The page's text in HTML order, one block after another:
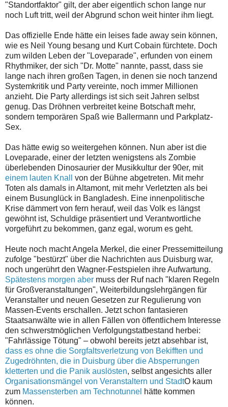
"Standortfaktor" gilt, der aber eigentlich schon lange nur
noch Luft tritt, weil der Abgrund schon weit hinter ihm liegt.
Das offizielle Ende hätte ein leises fade away sein können,
wie es Neil Young besang und Kurt Cobain fürchtete. Doch
zum wilden Leben der "Loveparade", erfunden von einem
Rhythmiker, der sich "Dr. Motte" nannte, passt, dass sie
lange nach ihren großen Tagen, in denen sie noch tanzend
Systemkritik und Party vereinte, noch immer Millionen
anzieht. Die Party allerdings ist sich seit Jahren selbst
genug. Das Dröhnen verbreitet keine Botschaft mehr,
sondern temporären Spaß wie Ballermann und Parkplatz-
Sex.
Das hätte ewig so weitergehen können. Nun aber ist die
Loveparade, einer der letzten wenigstens als Zombie
überlebenden Dinosaurier der Musikkultur der 90er, mit
einem lauten Knall
von der Bühne abgetreten. Mit mehr
Toten als damals in Altamont, mit mehr Verletzten als bei
einem Busunglück in Bangladesh. Eine innenpolitische
Krise dämmert von fern herauf, weil das Volk es längst
gewöhnt ist, Schuldige präsentiert und Verantwortliche
vorgeführt zu bekommen, ganz egal, worum es geht.
Heute noch macht Angela Merkel, die einer Pressemitteilung
zufolge "bestürzt" über die Nachrichten aus Duisburg war,
noch ungerührt den Wagner-Festspielen ihre Aufwartung.
Spätestens morgen aber muss der Ruf nach "klaren Regeln
für Großveranstaltungen", Weiterbildungslehrgängen für
Veranstalter und neuen Gesetzen zur Regulierung von
Massen-Events erschallen. Jetzt schon fantasieren
Staatsanwälte wie in allen Fällen von öffentlichem Interesse
den schwerstmöglichen Verfolgungstatbestand herbei:
"Fahrlässige Tötung" – obwohl bereits jetzt absehbar ist,
dass es ohne die Sorgfaltsverletzung von Bekifften und
Zugedröhnten, die in Duisburg über die Absperrungen
kletterten und die Panik auslösten, selbst angesichts aller
Organisationsmängel von Veranstaltern und StadtO kaum
zum Massensterben am Technotunnel hätte kommen
können.